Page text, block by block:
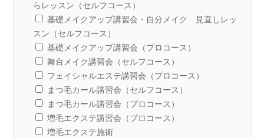
らレッスン（セルフコース）
基礎メイクアップ講習会・自分メイク 見直しレッ
スン（セルフコース）
基礎メイクアップ講習会（プロコース）
舞台メイク講習会（セルフコース）
フェイシャルエステ講習会（プロコース）
まつ毛カール講習会（セルフコース）
まつ毛カール講習会（プロコース）
増毛エクステ講習会（プロコース）
増毛エクステ施術